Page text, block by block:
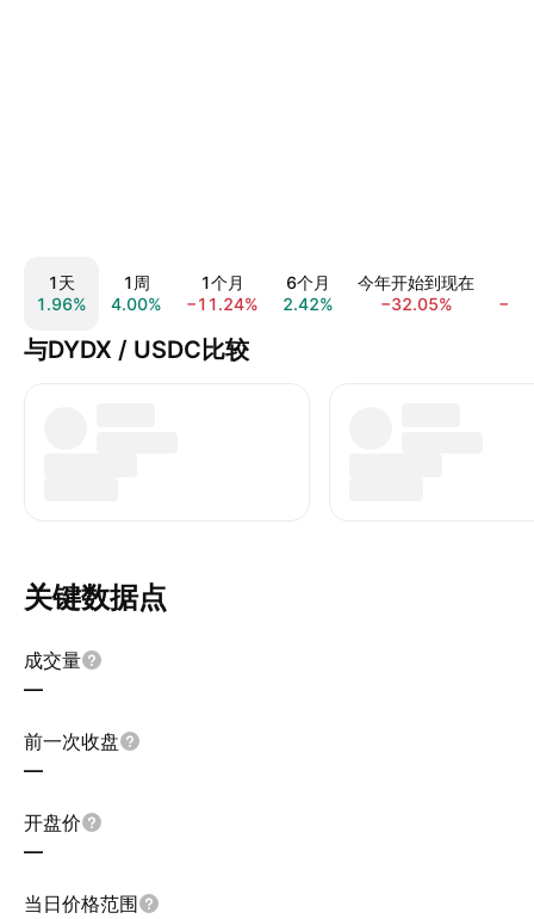
1天
1.96%
1周
4.00%
1个月
−11.24%
6个月
2.42%
今年开始到现在
−32.05%
与DYDX / USDC比较
关键数据点
成交量
—
前一次收盘
—
开盘价
—
当日价格范围